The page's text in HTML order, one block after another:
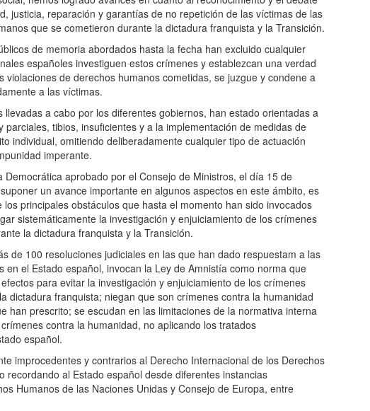
justicia, reparación y garantías de no repetición de las víctimas de las
que se cometieron durante la dictadura franquista y la Transición.
de memoria abordados hasta la fecha han excluido cualquier
españoles investiguen estos crímenes y establezcan una verdad
violaciones de derechos humanos cometidas, se juzgue y condene a
a las víctimas.
llevadas a cabo por los diferentes gobiernos, han estado orientadas a
parciales, tibios, insuficientes y a la implementación de medidas de
individual, omitiendo deliberadamente cualquier tipo de actuación
imperante.
Democrática aprobado por el Consejo de Ministros, el día 15 de
un avance importante en algunos aspectos en este ámbito, es
principales obstáculos que hasta el momento han sido invocados
sistemáticamente la investigación y enjuiciamiento de los crímenes
la dictadura franquista y la Transición.
de 100 resoluciones judiciales en las que han dado respuestam a las
en el Estado español, invocan la Ley de Amnistía como norma que
para evitar la investigación y enjuiciamiento de los crímenes
dictadura franquista; niegan que son crímenes contra la humanidad
han prescrito; se escudan en las limitaciones de la normativa interna
contra la humanidad, no aplicando los tratados
español.
improcedentes y contrarios al Derecho Internacional de los Derechos
recordando al Estado español desde diferentes instancias
Humanos de las Naciones Unidas y Consejo de Europa, entre